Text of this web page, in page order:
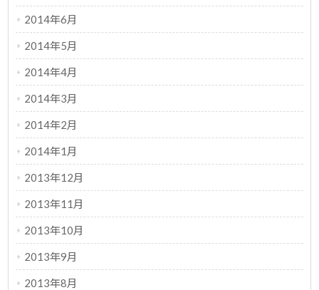
2014年6月
2014年5月
2014年4月
2014年3月
2014年2月
2014年1月
2013年12月
2013年11月
2013年10月
2013年9月
2013年8月